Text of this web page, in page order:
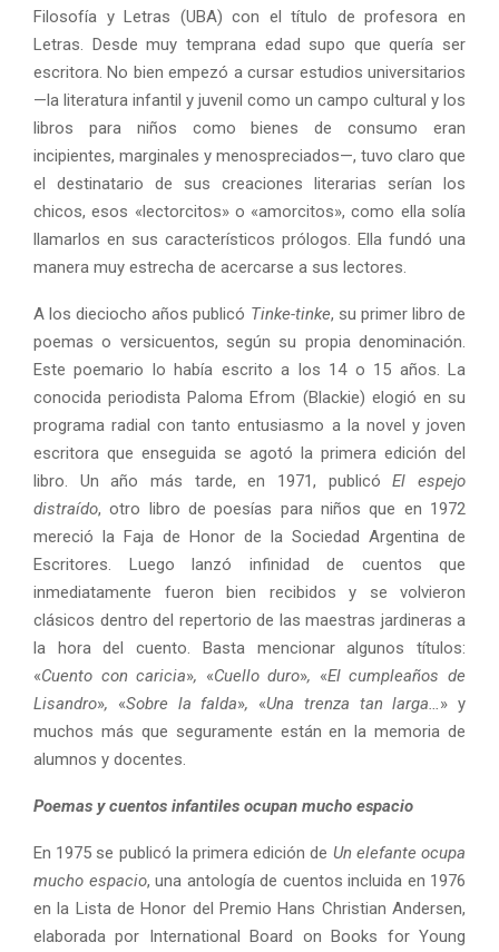
Filosofía y Letras (UBA) con el título de profesora en
Letras. Desde muy temprana edad supo que quería ser
escritora. No bien empezó a cursar estudios universitarios
—la literatura infantil y juvenil como un campo cultural y los
libros para niños como bienes de consumo eran
incipientes, marginales y menospreciados—, tuvo claro que
el destinatario de sus creaciones literarias serían los
chicos, esos «lectorcitos» o «amorcitos», como ella solía
llamarlos en sus característicos prólogos. Ella fundó una
manera muy estrecha de acercarse a sus lectores.
A los dieciocho años publicó Tinke-tinke, su primer libro de
poemas o versicuentos, según su propia denominación.
Este poemario lo había escrito a los 14 o 15 años. La
conocida periodista Paloma Efrom (Blackie) elogió en su
programa radial con tanto entusiasmo a la novel y joven
escritora que enseguida se agotó la primera edición del
libro. Un año más tarde, en 1971, publicóEl espejo
distraído, otro libro de poesías para niños que en 1972
mereció la Faja de Honor de la Sociedad Argentina de
Escritores. Luego lanzó infinidad de cuentos que
inmediatamente fueron bien recibidos y se volvieron
clásicos dentro del repertorio de las maestras jardineras a
la hora del cuento. Basta mencionar algunos títulos:
«Cuento con caricia», «Cuello duro», «El cumpleaños de
Lisandro», «Sobre la falda», «Una trenza tan larga…» y
muchos más que seguramente están en la memoria de
alumnos y docentes.
Poemas y cuentos infantiles ocupan mucho espacio
En 1975 se publicó la primera edición de Un elefante ocupa
mucho espacio, una antología de cuentos incluida en 1976
en la Lista de Honor del Premio Hans Christian Andersen,
elaborada por International Board on Books for Young